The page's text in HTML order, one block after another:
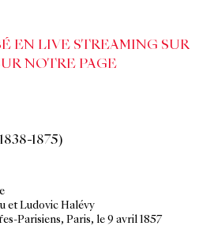
EN LIVE STREAMING SUR
NOTRE PAGE
1875)
et Ludovic Halévy
Parisiens, Paris, le 9 avril 1857